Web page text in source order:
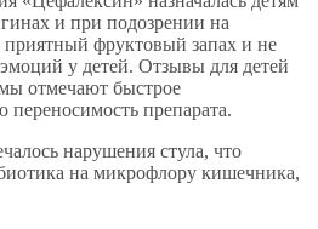
и при подозрении на
фруктовый запах и не
у детей. Отзывы для детей
отмечают быстрое
препарата.
нарушения стула, что
на микрофлору кишечника,